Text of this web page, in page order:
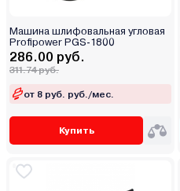
Машина шлифовальная угловая
Profipower PGS-1800
286.00 руб.
311.74 руб.
от 8 руб. руб./мес.
Купить